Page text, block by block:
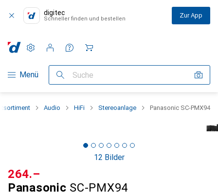
digitec
Schneller finden und bestellen Zur App
Navigation nach Kategorien
Menü Suche
Einstellungen
Kundenkonto
Vergleichslisten
Merklisten
Warenkorb
Audio HiFi Stereoanlage Panasonic SC-PMX94
12 Bilder
Panasonic SC-PMX94
CHF
264.–